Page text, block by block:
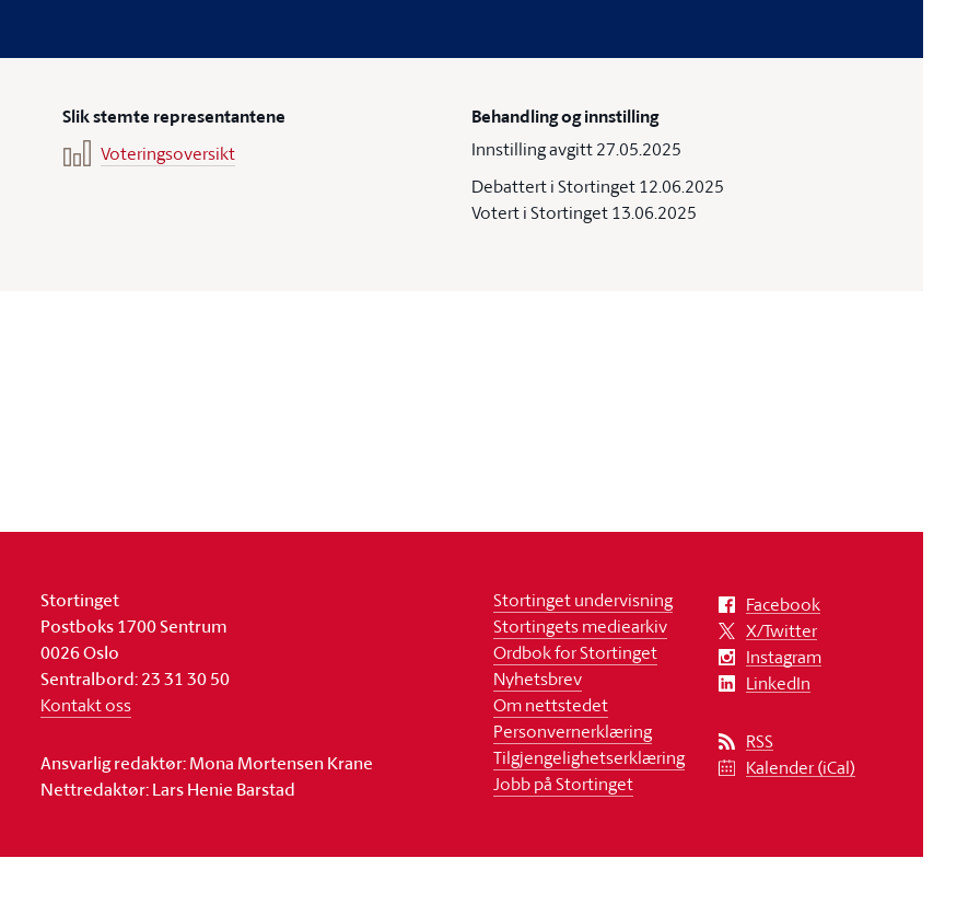
Slik stemte representantene
Voteringsoversikt
Behandling og innstilling
Innstilling avgitt 27.05.2025
Debattert i Stortinget 12.06.2025
Votert i Stortinget 13.06.2025
Stortinget
Postboks 1700 Sentrum
0026 Oslo
Sentralbord: 23 31 30 50
Kontakt oss
Ansvarlig redaktør: Mona Mortensen Krane
Nettredaktør: Lars Henie Barstad
Stortinget undervisning
Stortingets mediearkiv
Ordbok for Stortinget
Nyhetsbrev
Om nettstedet
Personvernerklæring
Tilgjengelighetserklæring
Jobb på Stortinget
Facebook
X/Twitter
Instagram
LinkedIn
RSS
Kalender (iCal)